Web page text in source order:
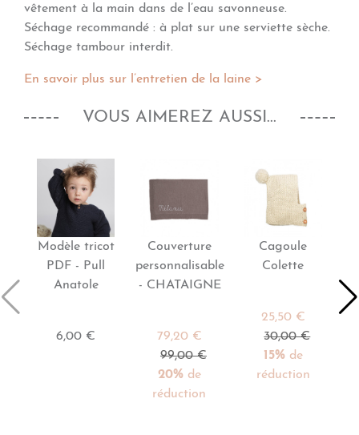
vêtement à la main dans de l’eau savonneuse.
Séchage recommandé : à plat sur une serviette sèche.
Séchage tambour interdit.
En savoir plus sur l’entretien de la laine >
VOUS AIMEREZ AUSSI...
Modèle tricot
PDF - Pull
Anatole
6,00 €
Couverture
personnalisable
- CHATAIGNE
79,20 €
99,00 €
20%de
réduction
Cagoule
Colette
25,50 €
30,00 €
15%de
réduction